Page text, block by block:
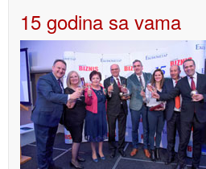
15 godina sa vama